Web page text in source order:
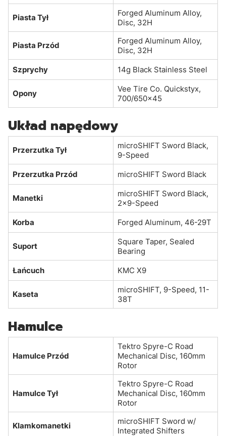
Piasta Tył
Forged Aluminum Alloy,
Disc, 32H
Piasta Przód
Forged Aluminum Alloy,
Disc, 32H
Szprychy
14g Black Stainless Steel
Opony
Vee Tire Co. Quickstyx,
700/650x45
Układ napędowy
Przerzutka Tył
microSHIFT Sword Black,
9-Speed
Przerzutka Przód
microSHIFT Sword Black
Manetki
microSHIFT Sword Black,
2x9-Speed
Korba
Forged Aluminum, 46-29T
Suport
Square Taper, Sealed
Bearing
Łańcuch
KMC X9
Kaseta
microSHIFT, 9-Speed, 11-
38T
Hamulce
Hamulce Przód
Tektro Spyre-C Road
Mechanical Disc, 160mm
Rotor
Hamulce Tył
Tektro Spyre-C Road
Mechanical Disc, 160mm
Rotor
Klamkomanetki
microSHIFT Sword w/
Integrated Shifters